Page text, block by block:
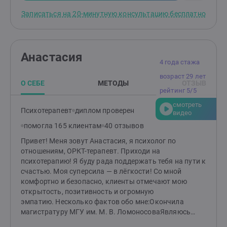
индивидуального плана работы.
Записаться на 20-минутную консультацию бесплатно
4 года стажа
возраст 29 лет
рейтинг 5/5
смотреть
видео
Анастасия
О СЕБЕ МЕТОДЫ
Психотерапевт диплом проверен
помогла 165 клиентам 40 отзывов
Привет! Меня зовут Анастасия, я психолог по
отношениям, ОРКТ-терапевт. Приходи на
психотерапию! Я буду рада поддержать тебя на пути к
счастью. Моя суперсила — в лёгкости! Со мной
комфортно и безопасно, клиенты отмечают мою
открытость, позитивность и огромную
эмпатию. Несколько фактов обо мне:Окончила
магистратуру МГУ им. М. В. ЛомоносоваЯвляюсь